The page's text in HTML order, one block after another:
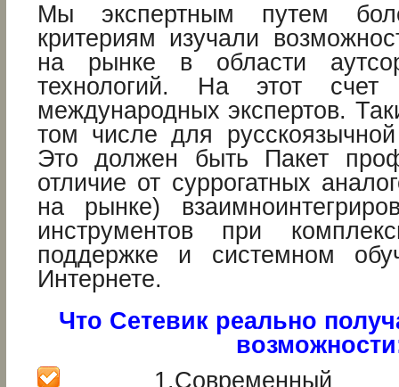
Мы экспертным путем
критериям изучали
на рынке в области
технологий. На этот
международных экспертов.
том числе для
Это должен быть Пакет
отличие от суррогатных
на рынке)
инструментов при
поддержке и системном
Интернете.
Что Сетевик реально
1.Современный